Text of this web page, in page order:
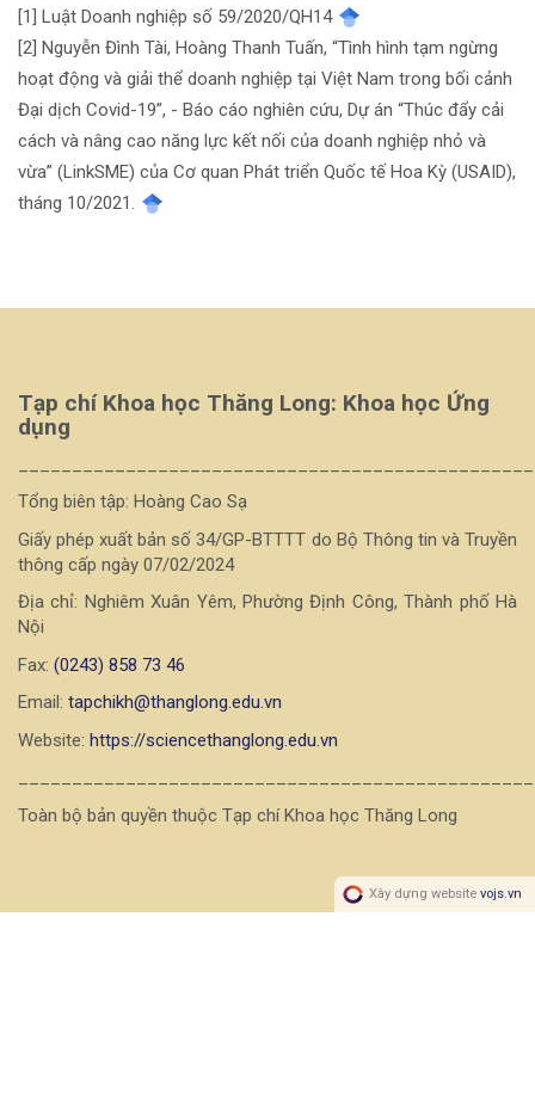
tiết
bài
viết
[1] Luật Doanh nghiệp số 59/2020/QH14
[2] Nguyễn Đình Tài, Hoàng Thanh Tuấn, “Tình hình tạm ngừng
hoạt động và giải thể doanh nghiệp tại Việt Nam trong bối cảnh
Đại dịch Covid-19”, - Báo cáo nghiên cứu, Dự án “Thúc đẩy cải
cách và nâng cao năng lực kết nối của doanh nghiệp nhỏ và
vừa” (LinkSME) của Cơ quan Phát triển Quốc tế Hoa Kỳ (USAID),
tháng 10/2021.
Tạp chí Khoa học Thăng Long: Khoa học Ứng
dụng
Tổng biên tập: Hoàng Cao Sạ
Giấy phép xuất bản số 34/GP-BTTTT do Bộ Thông tin và Truyền
thông cấp ngày 07/02/2024
Địa chỉ: Nghiêm Xuân Yêm, Phường Định Công, Thành phố Hà
Nội
Fax: (0243) 858 73 46
Email: tapchikh@thanglong.edu.vn
Website: https://sciencethanglong.edu.vn
Toàn bộ bản quyền thuộc Tạp chí Khoa học Thăng Long